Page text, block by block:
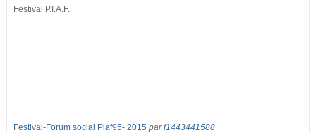
Festival P.I.A.F.
Festival-Forum social Piaf95- 2015 parf1443441588